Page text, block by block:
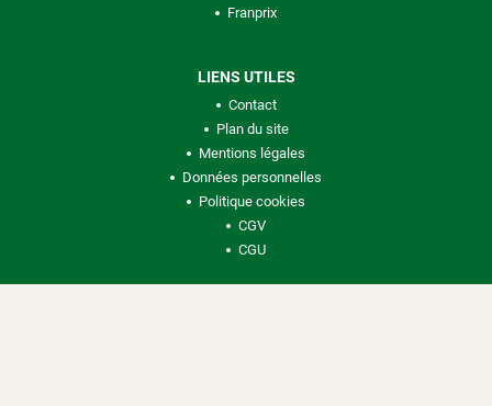
Franprix
LIENS UTILES
Contact
Plan du site
Mentions légales
Données personnelles
Politique cookies
CGV
CGU